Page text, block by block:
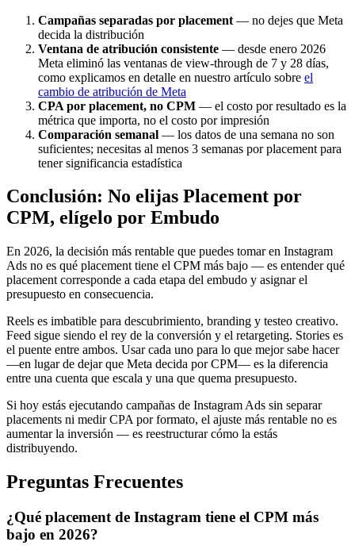
Campañas separadas por placement — no dejes que Meta
decida la distribución
Ventana de atribución consistente — desde enero 2026
Meta eliminó las ventanas de view-through de 7 y 28 días,
como explicamos en detalle en nuestro artículo sobre el
cambio de atribución de Meta
CPA por placement, no CPM — el costo por resultado es la
métrica que importa, no el costo por impresión
Comparación semanal — los datos de una semana no son
suficientes; necesitas al menos 3 semanas por placement para
tener significancia estadística
Conclusión: No elijas Placement por
CPM, elígelo por Embudo
En 2026, la decisión más rentable que puedes tomar en Instagram
Ads no es qué placement tiene el CPM más bajo — es entender qué
placement corresponde a cada etapa del embudo y asignar el
presupuesto en consecuencia.
Reels es imbatible para descubrimiento, branding y testeo creativo.
Feed sigue siendo el rey de la conversión y el retargeting. Stories es
el puente entre ambos. Usar cada uno para lo que mejor sabe hacer
—en lugar de dejar que Meta decida por CPM— es la diferencia
entre una cuenta que escala y una que quema presupuesto.
Si hoy estás ejecutando campañas de Instagram Ads sin separar
placements ni medir CPA por formato, el ajuste más rentable no es
aumentar la inversión — es reestructurar cómo la estás
distribuyendo.
Preguntas Frecuentes
¿Qué placement de Instagram tiene el CPM más
bajo en 2026?